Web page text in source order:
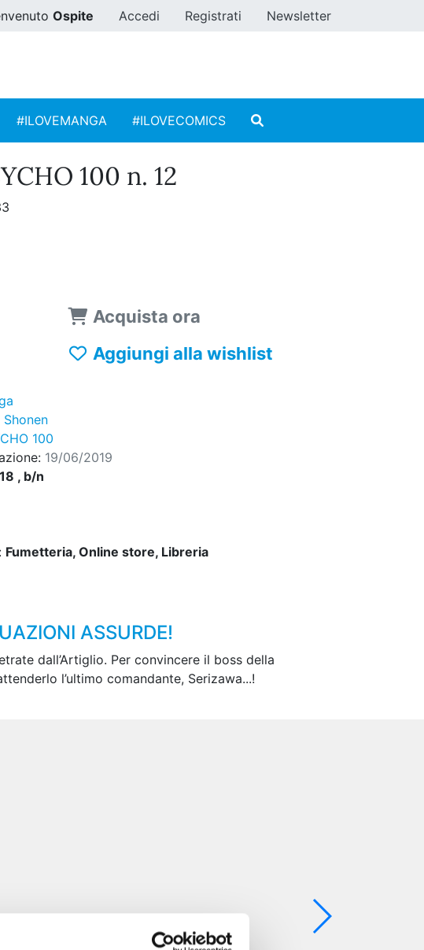
Ospite Accedi Registrati Newsletter
#ILOVEMANGA #ILOVECOMICS
100 n. 12
Acquista ora
Aggiungi alla wishlist
Shonen
100
19/06/2019
, b/n
Fumetteria, Online store, Libreria
ASSURDE!
dall’Artiglio. Per convincere il boss della
l’ultimo comandante, Serizawa...!